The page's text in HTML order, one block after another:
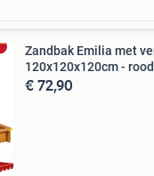
Zandbak Emilia met
120x120x120cm - rood
€ 72,90